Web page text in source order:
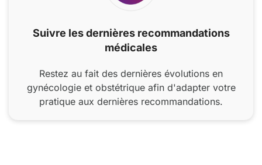
Suivre les dernières recommandations
médicales
Restez au fait des dernières évolutions en
gynécologie et obstétrique afin d'adapter votre
pratique aux dernières recommandations.